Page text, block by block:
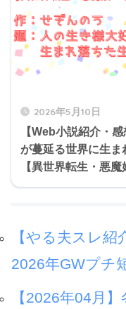
2026年5月10日
【Web小説紹介・
が蔓延る世界に生
【異世界転生・悪魔
【やる夫スレ
2026年GWプチ
【2026年04月